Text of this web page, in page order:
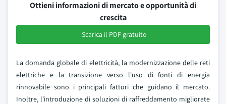
Ottieni informazioni di mercato e opportunità di
crescita
Scarica il PDF gratuito
La domanda globale di elettricità, la modernizzazione delle reti
elettriche e la transizione verso l'uso di fonti di energia
rinnovabile sono i principali fattori che guidano il mercato.
Inoltre, l'introduzione di soluzioni di raffreddamento migliorate